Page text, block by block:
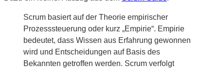
Scrum basiert auf der Theorie empirischer
Prozesssteuerung oder kurz „Empirie“. Empirie
bedeutet, dass Wissen aus Erfahrung gewonnen
wird und Entscheidungen auf Basis des
Bekannten getroffen werden. Scrum verfolgt